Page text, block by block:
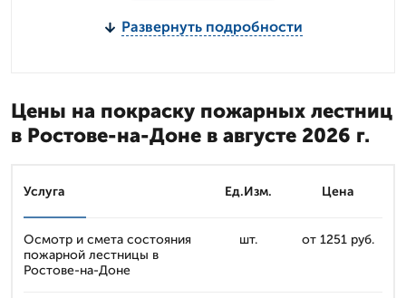
Развернуть подробности
Цены на покраску пожарных лестниц
в Ростове-на-Доне в августе 2026 г.
Услуга Ед.Изм. Цена
Осмотр и смета состояния
пожарной лестницы в
Ростове-на-Доне
шт. от 1251 руб.